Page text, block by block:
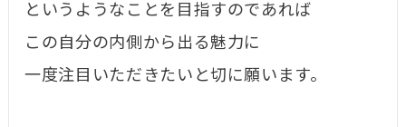
というようなことを目指すのであれば
この自分の内側から出る魅力に
一度注目いただきたいと切に願います。